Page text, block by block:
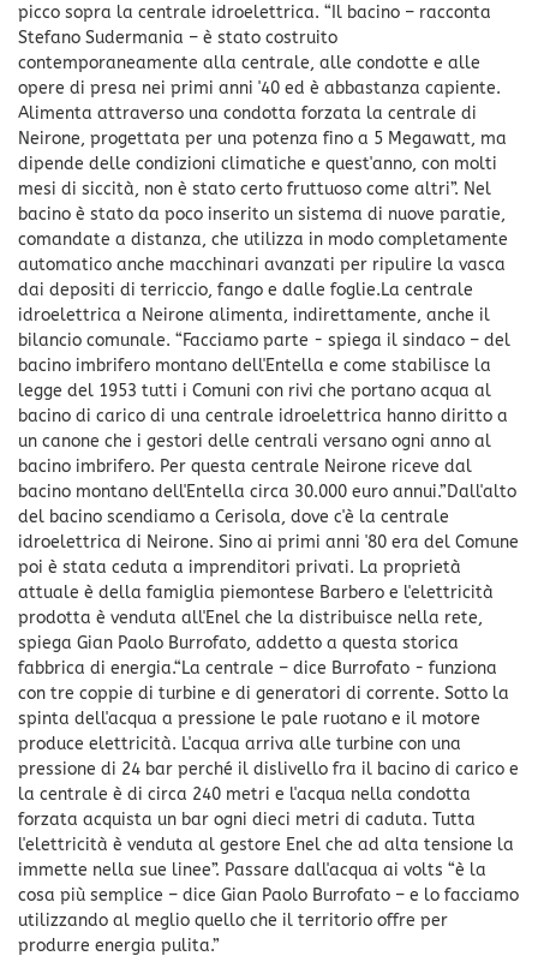
picco sopra la centrale idroelettrica. “Il bacino – racconta
Stefano Sudermania – è stato costruito
contemporaneamente alla centrale, alle condotte e alle
opere di presa nei primi anni '40 ed è abbastanza capiente.
Alimenta attraverso una condotta forzata la centrale di
Neirone, progettata per una potenza fino a 5 Megawatt, ma
dipende delle condizioni climatiche e quest'anno, con molti
mesi di siccità, non è stato certo fruttuoso come altri”. Nel
bacino è stato da poco inserito un sistema di nuove paratie,
comandate a distanza, che utilizza in modo completamente
automatico anche macchinari avanzati per ripulire la vasca
dai depositi di terriccio, fango e dalle foglie.La centrale
idroelettrica a Neirone alimenta, indirettamente, anche il
bilancio comunale. “Facciamo parte - spiega il sindaco – del
bacino imbrifero montano dell'Entella e come stabilisce la
legge del 1953 tutti i Comuni con rivi che portano acqua al
bacino di carico di una centrale idroelettrica hanno diritto a
un canone che i gestori delle centrali versano ogni anno al
bacino imbrifero. Per questa centrale Neirone riceve dal
bacino montano dell'Entella circa 30.000 euro annui.”Dall'alto
del bacino scendiamo a Cerisola, dove c'è la centrale
idroelettrica di Neirone. Sino ai primi anni '80 era del Comune
poi è stata ceduta a imprenditori privati. La proprietà
attuale è della famiglia piemontese Barbero e l'elettricità
prodotta è venduta all'Enel che la distribuisce nella rete,
spiega Gian Paolo Burrofato, addetto a questa storica
fabbrica di energia.“La centrale – dice Burrofato - funziona
con tre coppie di turbine e di generatori di corrente. Sotto la
spinta dell'acqua a pressione le pale ruotano e il motore
produce elettricità. L'acqua arriva alle turbine con una
pressione di 24 bar perché il dislivello fra il bacino di carico e
la centrale è di circa 240 metri e l'acqua nella condotta
forzata acquista un bar ogni dieci metri di caduta. Tutta
l'elettricità è venduta al gestore Enel che ad alta tensione la
immette nella sue linee”. Passare dall'acqua ai volts “è la
cosa più semplice – dice Gian Paolo Burrofato – e lo facciamo
utilizzando al meglio quello che il territorio offre per
produrre energia pulita.”